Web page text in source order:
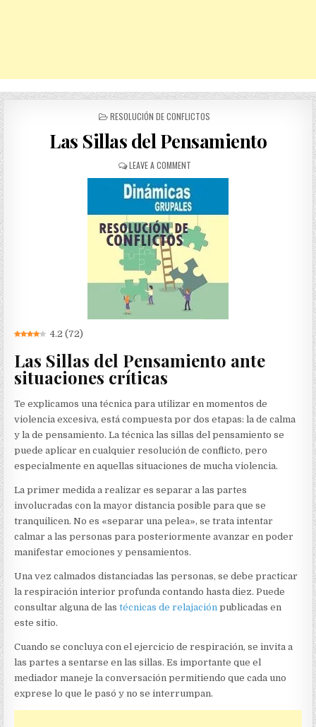
POSTED
RESOLUCIÓN DE CONFLICTOS
Las Sillas del Pensamiento
LEAVE A COMMENTON
LAS
SILLAS
DEL
PENSAMIENTO
4.2 (72)
Las Sillas del Pensamiento ante
situaciones críticas
Te explicamos una técnica para utilizar en momentos de
violencia excesiva, está compuesta por dos etapas: la de calma
y la de pensamiento. La técnica las sillas del pensamiento se
puede aplicar en cualquier resolución de conflicto, pero
especialmente en aquellas situaciones de mucha violencia.
La primer medida a realizar es separar a las partes
involucradas con la mayor distancia posible para que se
tranquilicen. No es «separar una pelea», se trata intentar
calmar a las personas para posteriormente avanzar en poder
manifestar emociones y pensamientos.
Una vez calmados distanciadas las personas, se debe practicar
la respiración interior profunda contando hasta diez. Puede
consultar alguna de lastécnicas de relajación publicadas en
este sitio.
Cuando se concluya con el ejercicio de respiración, se invita a
las partes a sentarse en las sillas. Es importante que el
mediador maneje la conversación permitiendo que cada uno
exprese lo que le pasó y no se interrumpan.